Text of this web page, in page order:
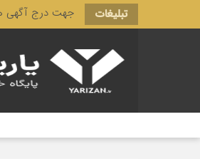
تبلیغات جهت درج آگهی های تبلیغاتی